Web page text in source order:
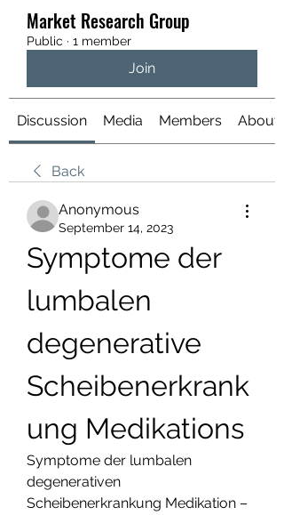
Market Research Group
Public · 1 member
Join
Discussion Media Members About
Back
Anonymous
September 14, 2023
Symptome der
lumbalen
degenerative
Scheibenerkrank
ung Medikations
Symptome der lumbalen
degenerativen
Scheibenerkrankung Medikation –